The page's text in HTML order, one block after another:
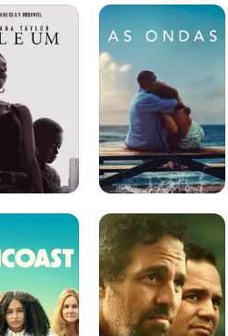
As
I
Know
This
Much
Is
True